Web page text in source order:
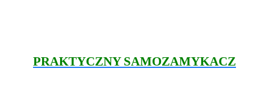
PRAKTYCZNY SAMOZAMYKACZ